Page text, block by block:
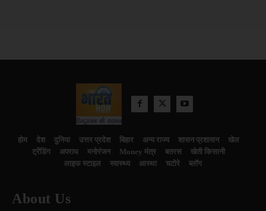
होम देश दुनिया उत्तर प्रदेश बिहार अन्य राज्य शासन प्रशासन
खेल
ट्रेंडिंग
अपराध मनोरंजन Money मंत्र बतरस
खेती किसानी
लाइफ स्टाइल
स्वास्थ्य आस्था चटोरे ब्लॉग
About Us